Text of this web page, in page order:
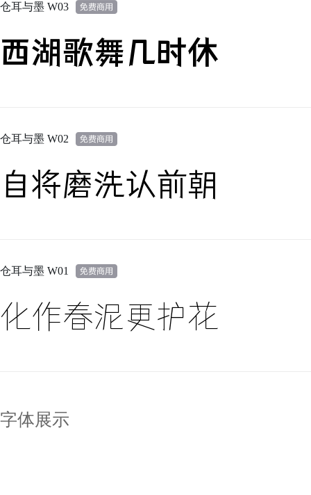
仓耳与墨 W03
西湖歌舞几时休
仓耳与墨 W02
自将磨洗认前朝
仓耳与墨 W01
化作春泥更护花
字体展示